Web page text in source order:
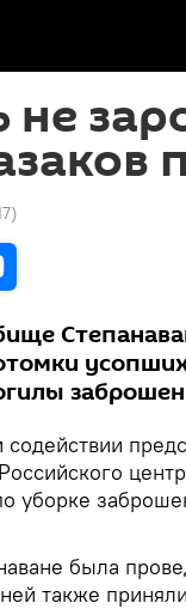
)
уборке
была
также